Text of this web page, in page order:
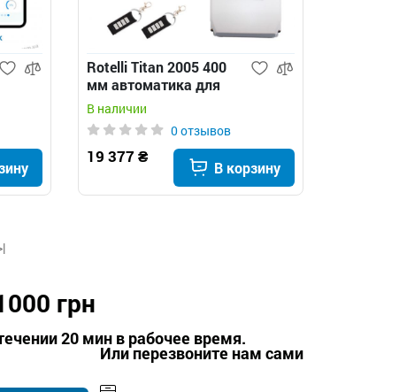
Rotelli Titan 2005 400
мм автоматика для
распашных ворот
В наличии
0 отзывов
19 377 ₴
В корзину
грн
20 мин в рабочее время.
Или перезвоните нам сами